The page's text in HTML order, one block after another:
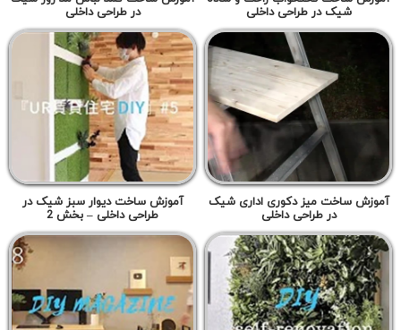
شیک در طراحی داخلی
در طراحی داخلی
آموزش ساخت میز دکوری اداری شیک
در طراحی داخلی
آموزش ساخت دیوار سبز شیک در
طراحی داخلی – بخش 2